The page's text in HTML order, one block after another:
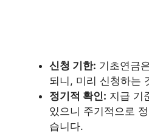
신청 기한: 기초연금
되니, 미리 신청하는
정기적 확인: 지급 기
있으니 주기적으로
습니다.